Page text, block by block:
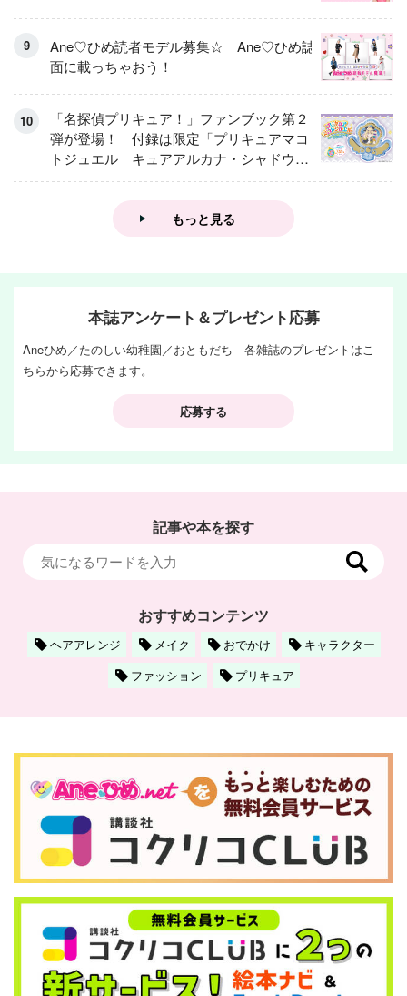
Ane♡ひめ読者モデル募集☆ Ane♡ひめ誌
面に載っちゃおう！
「名探偵プリキュア！」ファンブック第２
弾が登場！ 付録は限定「プリキュアマコ
トジュエル キュアアルカナ・シャドウ
アイスver.」 キュアエクレールを大特
もっと見る
本誌アンケート＆プレゼント応募
Aneひめ／たのしい幼稚園／おともだち 各雑誌のプレゼントはこ
ちらから応募できます。
応募する
記事や本を探す
おすすめコンテンツ
ヘアアレンジ メイク おでかけ
キャラクター
ファッション
プリキュア